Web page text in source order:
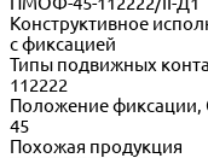
Конструктивное
с фиксацией
Типы подвижных
112222
Положение фиксации,
45
Похожая продукция